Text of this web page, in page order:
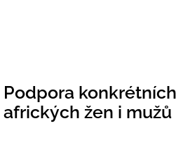
Podpora konkrétních
afrických žen i mužů